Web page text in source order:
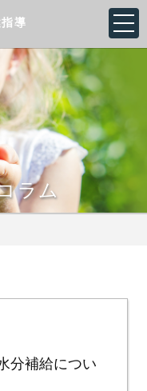
導
ラム
分補給につい